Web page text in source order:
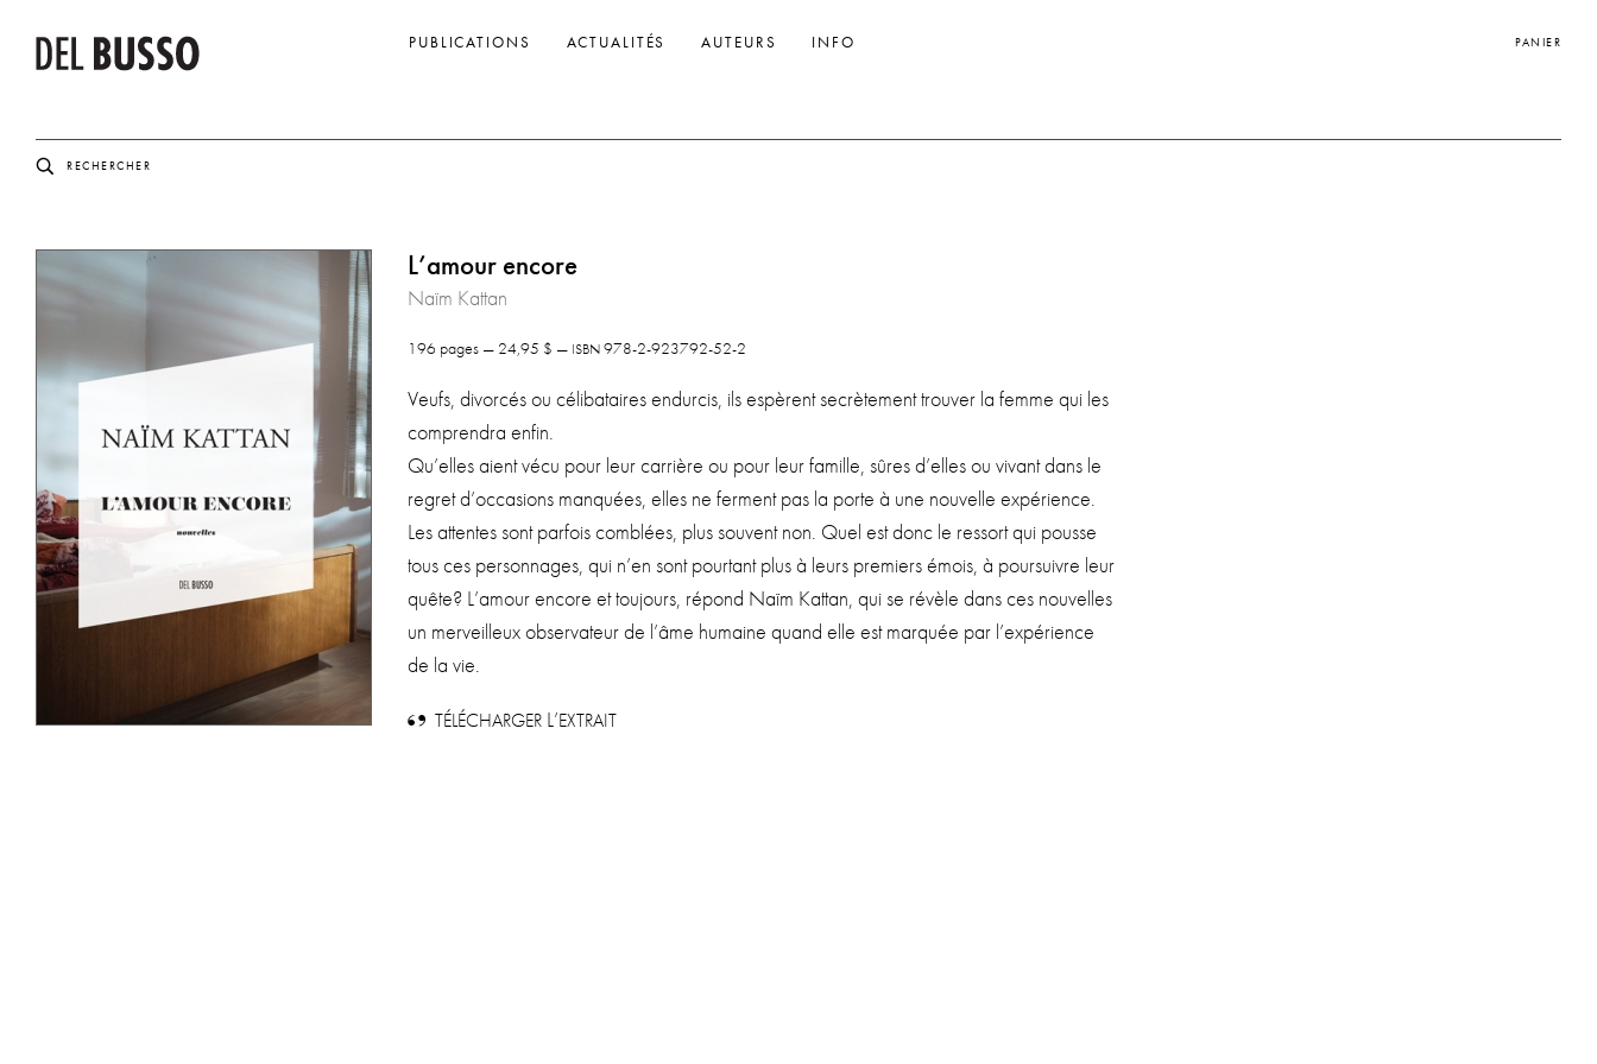
PUBLICATIONS ACTUALITÉS AUTEURS INFO PANIER
L’amour encore
Naïm Kattan
196 pages — 24,95 $ — ISBN978-2-923792-52-2
Veufs, divor­cés ou céli­ba­taires endur­cis, ils espèrent secrè­te­ment trou­ver la femme qui les
com­pren­dra enfin.
Qu’elles aient vécu pour leur car­rière ou pour leur famille, sûres d’elles ou vivant dans le
regret d’occasions man­quées, elles ne ferment pas la porte à une nou­velle expérience.
Les attentes sont par­fois com­blées, plus sou­vent non. Quel est donc le res­sort qui pousse
tous ces per­son­nages, qui n’en sont pour­tant plus à leurs pre­miers émois, à pour­suivre leur
quête? L’amour encore et tou­jours, répond Naïm Kat­tan, qui se révèle dans ces nou­velles
un mer­veilleux obser­va­teur de l’âme humaine quand elle est mar­quée par l’expérience
de la vie.
TÉLÉCHARGER L’EXTRAIT